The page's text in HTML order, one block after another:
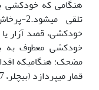
هنگامی که خودکشی
تلقی
مضحک: هنگامی­که
قمار می­پردازد (بیچلر، 1979:67).